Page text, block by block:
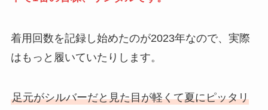
着用回数を記録し始めたのが2023年なので、実際
はもっと履いていたりします。
足元がシルバーだと見た目が軽くて夏にピッタリ